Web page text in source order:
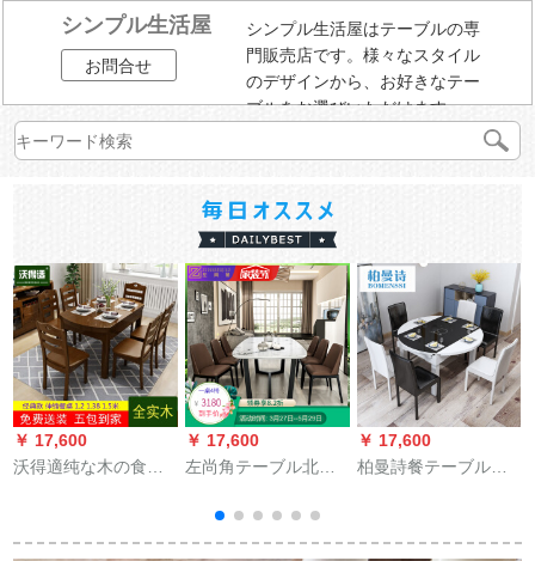
シンプル生活屋
お問合せ
シンプル生活屋はテーブルの専
門販売店です。様々なスタイル
のデザインから、お好きなテー
ブルをお選びいただけます。
￥ 17,600
沃得適纯な木の食卓
組み合わせ6人のリビ
￥ 17,600
左尚角テーブル北欧
セットシンモル長方
形6人中小テーブル執
￥ 17,600
柏曼詩餐テーブルと
テーブル多機能折り